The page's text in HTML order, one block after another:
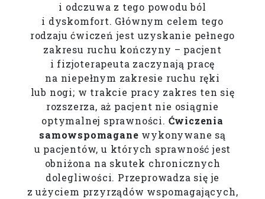
i odczuwa z tego powodu ból
i dyskomfort. Głównym celem tego
rodzaju ćwiczeń jest uzyskanie pełnego
zakresu ruchu kończyny – pacjent
i fizjoterapeuta zaczynają pracę
na niepełnym zakresie ruchu ręki
lub nogi; w trakcie pracy zakres ten się
rozszerza, aż pacjent nie osiągnie
optymalnej sprawności. Ćwiczenia
samowspomagane wykonywane są
u pacjentów, u których sprawność jest
obniżona na skutek chronicznych
dolegliwości. Przeprowadza się je
z użyciem przyrządów wspomagających,